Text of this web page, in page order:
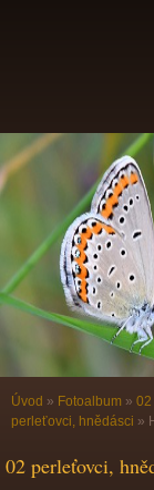
Úvod » Fotoalbum » 02
perleťovci, hnědásci »
02 perleťovci,